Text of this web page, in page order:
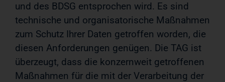
und des BDSG entsprochen wird. Es sind
technische und organisatorische Maßnahmen
zum Schutz Ihrer Daten getroffen worden, die
diesen Anforderungen genügen. Die TAG ist
überzeugt, dass die konzernweit getroffenen
Maßnahmen für die mit der Verarbeitung der